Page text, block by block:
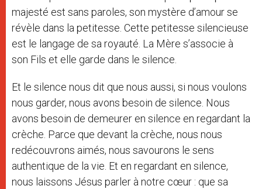
majesté est sans paroles, son mystère d’amour se
révèle dans la petitesse. Cette petitesse silencieuse
est le langage de sa royauté. La Mère s’associe à
son Fils et elle garde dans le silence.
Et le silence nous dit que nous aussi, si nous voulons
nous garder, nous avons besoin de silence. Nous
avons besoin de demeurer en silence en regardant la
crèche. Parce que devant la crèche, nous nous
redécouvrons aimés, nous savourons le sens
authentique de la vie. Et en regardant en silence,
nous laissons Jésus parler à notre cœur : que sa